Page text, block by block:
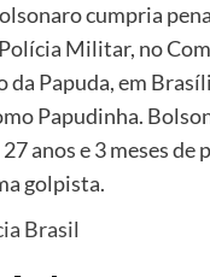
cumpria
Militar, no
Papuda, em
Papudinha.
anos e 3 meses de
golpista.
Brasil